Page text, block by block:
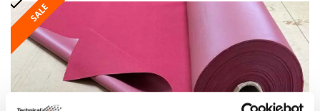
SALE